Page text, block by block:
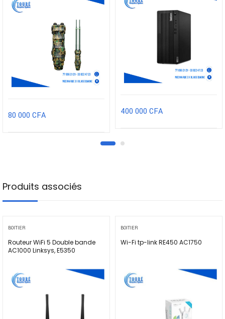
80 000 CFA 400 000 CFA
Produits associés
BOITIER
Routeur WiFi 5 Double bande
AC1000 Linksys, E5350
BOITIER
Wi-Fi tp-link RE450 AC1750